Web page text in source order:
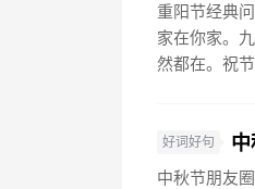
重阳节经典
家在你家。
然都在。祝
好词好句
中秋节朋友